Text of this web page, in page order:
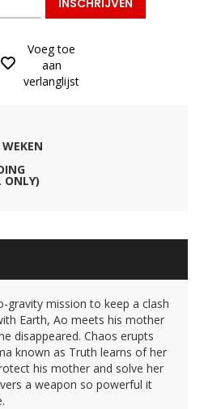
INSCHRIJVEN
Voeg toe
aan
verlanglijst
gravity mission to keep a clash
Earth, Ao meets his mother
disappeared. Chaos erupts
known as Truth learns of her
his mother and solve her
a weapon so powerful it